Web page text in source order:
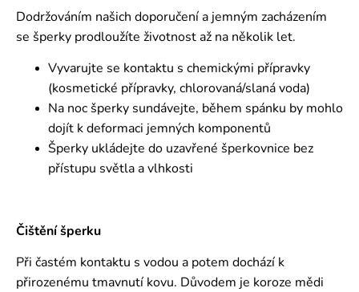
Dodržováním našich doporučení a jemným zacházením
se šperky prodloužíte životnost až na několik let.
Vyvarujte se kontaktu s chemickými přípravky
(kosmetické přípravky, chlorovaná/slaná voda)
Na noc šperky sundávejte, během spánku by mohlo
dojít k deformaci jemných komponentů
Šperky ukládejte do uzavřené šperkovnice bez
přístupu světla a vlhkosti
Čištění šperku
Při častém kontaktu s vodou a potem dochází k
přirozenému tmavnutí kovu. Důvodem je koroze mědi